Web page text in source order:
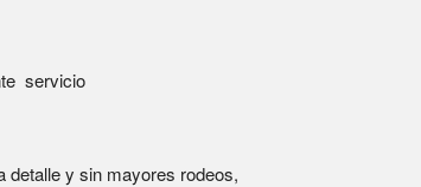
servicio
detalle y sin mayores rodeos,